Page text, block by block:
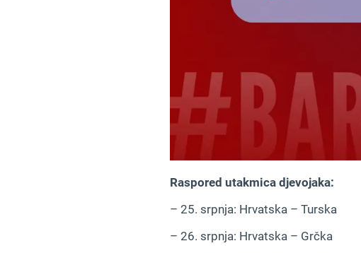
Raspored utakmica djevojaka:
– 25. srpnja: Hrvatska – Turska
– 26. srpnja: Hrvatska – Grčka